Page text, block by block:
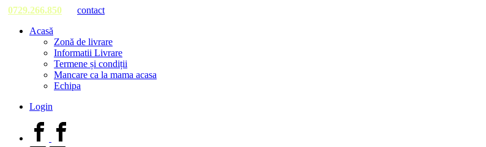
0729.266.850
contact
Acasă
Zonă de livrare
Informatii Livrare
Termene și condiții
Mancare ca la mama acasa
Echipa
Login